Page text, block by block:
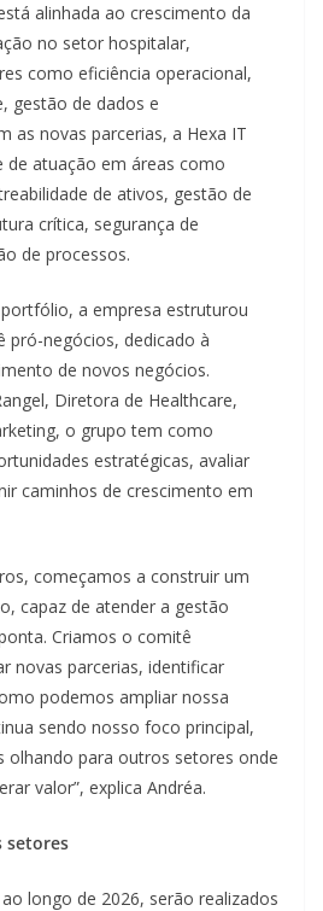
alinhada ao crescimento da
no setor hospitalar,
como eficiência operacional,
gestão de dados e
as novas parcerias, a Hexa IT
de atuação em áreas como
de ativos, gestão de
crítica, segurança de
de processos.
a empresa estruturou
pró-negócios, dedicado à
de novos negócios.
Diretora de Healthcare,
o grupo tem como
estratégicas, avaliar
caminhos de crescimento em
começamos a construir um
capaz de atender a gestão
Criamos o comitê
novas parcerias, identificar
podemos ampliar nossa
sendo nosso foco principal,
olhando para outros setores onde
valor”, explica Andréa.
setores
longo de 2026, serão realizados